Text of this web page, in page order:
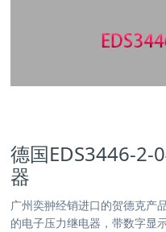
德国EDS3446-2-
器
广州奕翀经销进口的贺德克产
的电子压力继电器，带数字显